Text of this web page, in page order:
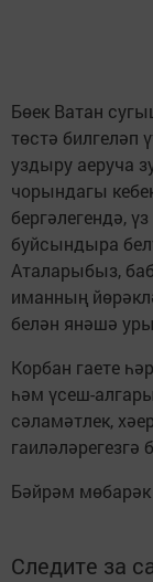
Бөек Ватан
төстә билгеләп
уздыру аеруча
чорындагы
бергәлегендә,
буйсындыра
Аталарыбыз,
иманның
белән янәшә
Корбан гаете
һәм үсеш-
сәламәтлек,
гаиләләрегезгә
Бәйрәм
Следите за